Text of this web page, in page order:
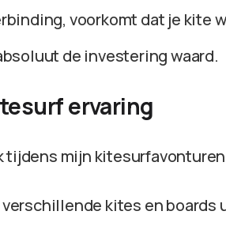
voorkomt dat je kite
de investering waard.
ervaring
tijdens mijn
verschillende kites en boards